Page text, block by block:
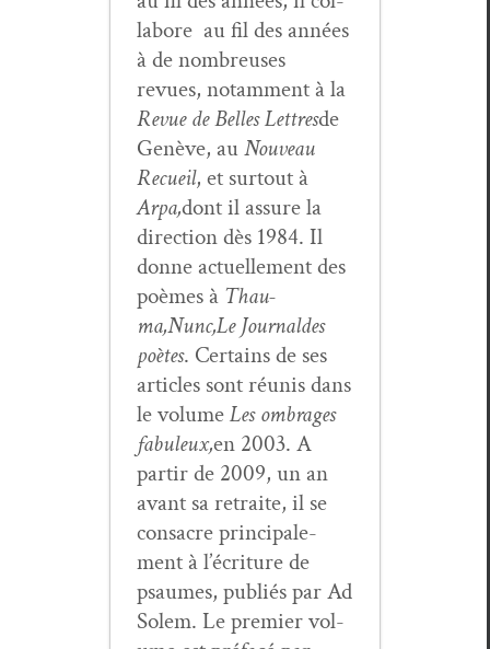
la­bore au fil des années
à de nom­breuses
revues, notam­ment à la
Revue de Belles Let­tresde
Genève, auNou­veau
Recueil, et surtout à
Arpa,dont il assure la
direc­tion dès 1984. Il
donne actuelle­ment des
poèmes à Thau­
ma,Nunc,Le Jour­naldes
poètes. Cer­tains de ses
arti­cles sont réu­nis dans
le vol­umeLes ombrages
fab­uleux,en 2003. A
par­tir de 2009, un an
avant sa retraite, il se
con­sacre prin­ci­pale­
ment à l’écriture de
psaumes, pub­liés par Ad
Solem. Le pre­mier vol­